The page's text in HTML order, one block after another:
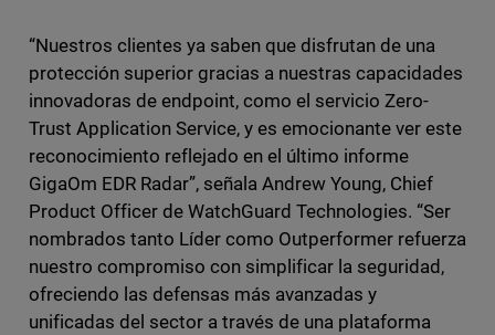
“Nuestros clientes ya saben que disfrutan de una
protección superior gracias a nuestras capacidades
innovadoras de endpoint, como el servicio Zero-
Trust Application Service, y es emocionante ver este
reconocimiento reflejado en el último informe
GigaOm EDR Radar”, señala Andrew Young, Chief
Product Officer de WatchGuard Technologies. “Ser
nombrados tanto Líder como Outperformer refuerza
nuestro compromiso con simplificar la seguridad,
ofreciendo las defensas más avanzadas y
unificadas del sector a través de una plataforma